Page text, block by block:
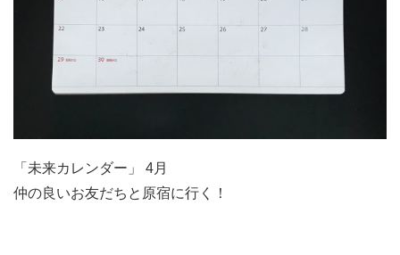
「未来カレンダー」 4月
仲の良いお友だちと原宿に行く！